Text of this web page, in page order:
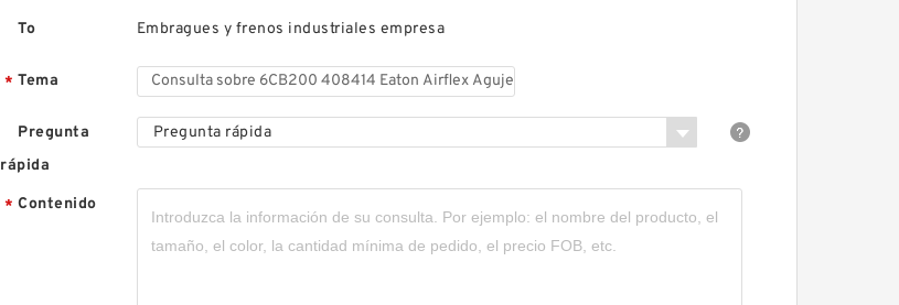
To Embragues y frenos industriales empresa
* Tema
Pregunta
rápida
Pregunta rápida
* Contenido